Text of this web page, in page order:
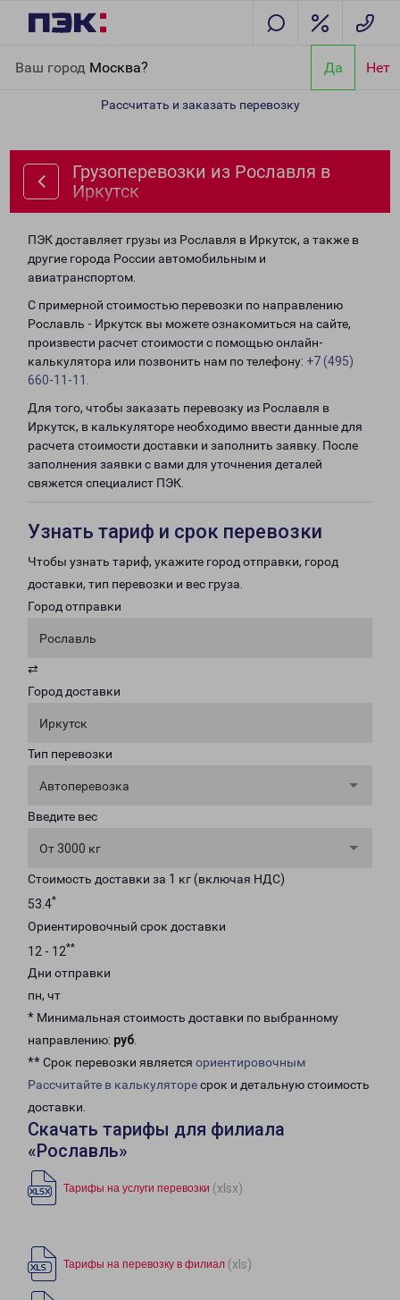
Ваш город Москва? Да Нет
Рассчитать и заказать перевозку
Грузоперевозки из Рославля в
Иркутск
ПЭК доставляет грузы из Рославля в Иркутск, а также в
другие города России автомобильным и
авиатранспортом.
С примерной стоимостью перевозки по направлению
Рославль - Иркутск вы можете ознакомиться на сайте,
произвести расчет стоимости с помощью онлайн-
калькулятора или позвонить нам по телефону: +7 (495)
660-11-11
Для того, чтобы заказать перевозку из Рославля в
Иркутск, в калькуляторе необходимо ввести данные для
расчета стоимости доставки и заполнить заявку. После
заполнения заявки с вами для уточнения деталей
свяжется специалист ПЭК.
Узнать тариф и срок перевозки
Чтобы узнать тариф, укажите город отправки, город
доставки, тип перевозки и вес груза.
Город отправки
Рославль
⇄
Город доставки
Иркутск
Тип перевозки
Автоперевозка
Введите вес
От 3000 кг
Стоимость доставки за 1 кг (включая НДС)
53.4*
Ориентировочный срок доставки
12 - 12**
Дни отправки
пн, чт
* Минимальная стоимость доставки по выбранному
направлению: руб.
** Срок перевозки является ориентировочным
Рассчитайте в калькуляторесрок и детальную стоимость
доставки.
Скачать тарифы для филиала
«Рославль»
Тарифы на услуги перевозки (xlsx)
Тарифы на перевозку в филиал (xls)